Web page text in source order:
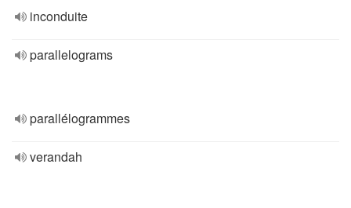
inconduite
parallelograms
parallélogrammes
verandah